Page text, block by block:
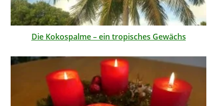
Die Kokospalme – ein tropisches Gewächs